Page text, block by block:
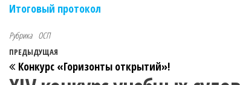
Итоговый протокол
Рубрика ОСП
ПРЕДЫДУЩАЯ
Конкурс «Горизонты открытий»!